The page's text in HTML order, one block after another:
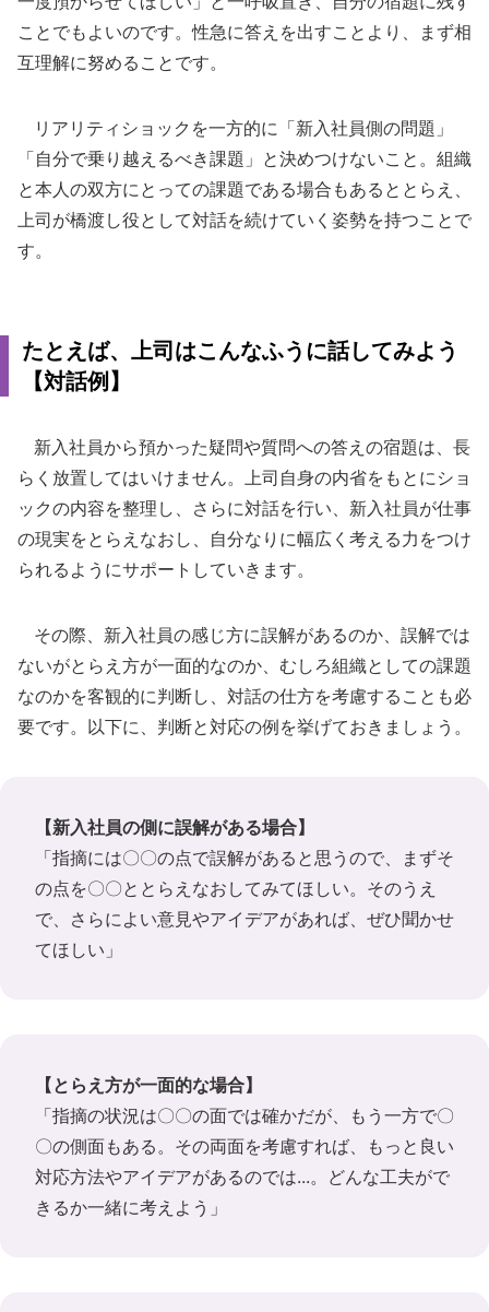
ことでもよいのです。性急に答えを出すことより、まず相
互理解に努めることです。
リアリティショックを一方的に「新入社員側の問題」
「自分で乗り越えるべき課題」と決めつけないこと。組織
と本人の双方にとっての課題である場合もあるととらえ、
上司が橋渡し役として対話を続けていく姿勢を持つことで
す。
たとえば、上司はこんなふうに話してみよう
【対話例】
新入社員から預かった疑問や質問への答えの宿題は、長
らく放置してはいけません。上司自身の内省をもとにショ
ックの内容を整理し、さらに対話を行い、新入社員が仕事
の現実をとらえなおし、自分なりに幅広く考える力をつけ
られるようにサポートしていきます。
その際、新入社員の感じ方に誤解があるのか、誤解では
ないがとらえ方が一面的なのか、むしろ組織としての課題
なのかを客観的に判断し、対話の仕方を考慮することも必
要です。以下に、判断と対応の例を挙げておきましょう。
【新入社員の側に誤解がある場合】
「指摘には〇〇の点で誤解があると思うので、まずそ
の点を〇〇ととらえなおしてみてほしい。そのうえ
で、さらによい意見やアイデアがあれば、ぜひ聞かせ
てほしい」
【とらえ方が一面的な場合】
「指摘の状況は〇〇の面では確かだが、もう一方で〇
〇の側面もある。その両面を考慮すれば、もっと良い
対応方法やアイデアがあるのでは...。どんな工夫がで
きるか一緒に考えよう」